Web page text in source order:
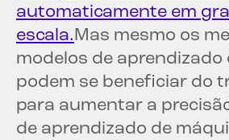
automaticamente em
escala.Mas mesmo os
modelos de aprendizado
podem se beneficiar do
para aumentar a
de aprendizado de